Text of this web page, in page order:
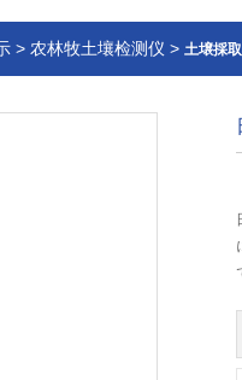
> 农林牧土壤检测仪 > 土壌採